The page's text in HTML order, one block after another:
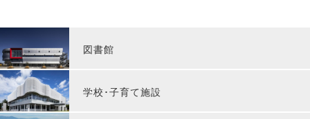
図書館
学校･子育て施設